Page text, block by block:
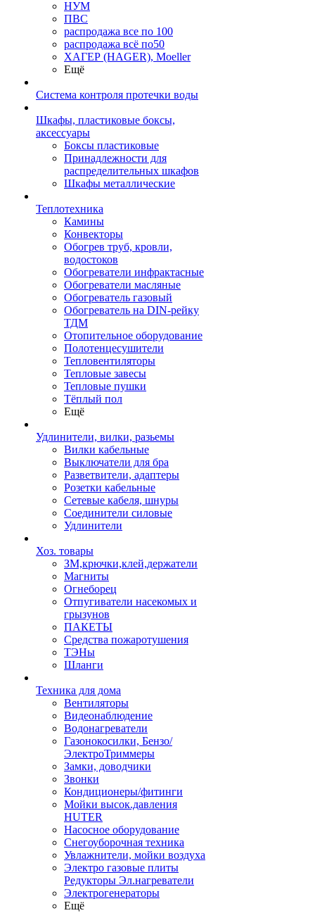
НУМ
ПВС
распродажа все по 100
распродажа всё по50
ХАГЕР (HAGER), Moeller
Ещё
Система контроля протечки воды
Шкафы, пластиковые боксы,
аксессуары
Боксы пластиковые
Принадлежности для
распределительных шкафов
Шкафы металлические
Теплотехника
Камины
Конвекторы
Обогрев труб, кровли,
водостоков
Обогреватели инфрактасные
Обогреватели масляные
Обогреватель газовый
Обогреватель на DIN-рейку
ТДМ
Отопительное оборудование
Полотенцесушители
Тепловентиляторы
Тепловые завесы
Тепловые пушки
Тёплый пол
Ещё
Удлинители, вилки, разьемы
Вилки кабельные
Выключатели для бра
Разветвители, адаптеры
Розетки кабельные
Сетевые кабеля, шнуры
Соединители силовые
Удлинители
Хоз. товары
ЗМ,крючки,клей,держатели
Магниты
Огнеборец
Отпугиватели насекомых и
грызунов
ПАКЕТЫ
Средства пожаротушения
ТЭНы
Шланги
Техника для дома
Вентиляторы
Видеонаблюдение
Водонагреватели
Газонокосилки, Бензо/
ЭлектроТриммеры
Замки, доводчики
Звонки
Кондиционеры/фитинги
Мойки высок.давления
HUTER
Насосное оборудование
Снегоуборочная техника
Увлажнители, мойки воздуха
Электро газовые плиты
Редукторы Эл.нагреватели
Электрогенераторы
Ещё